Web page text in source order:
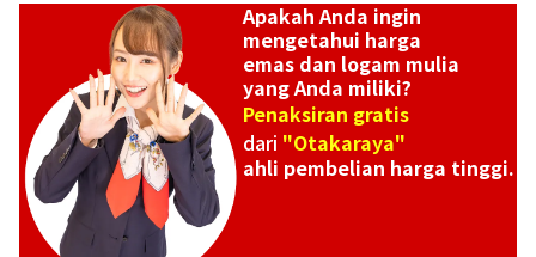
Platinum (Pt1000) Maple Leaf Coins 2 1/2 oz 2 1/4 oz
46,65g
Apakah Anda ingin
mengetahui harga
emas dan logam mulia
yang Anda miliki?
Penaksiran gratis
dari "Otakaraya"
ahli pembelian harga tinggi.